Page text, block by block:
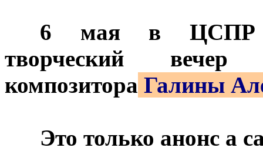
6 мая в ЦСПР
творческий вечер
композитора Галины
Это только анонс а